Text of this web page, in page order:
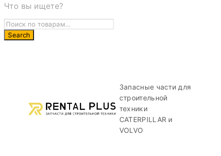
Что вы ищете?
Запасные части для
строительной
техники
CATERPILLAR и
VOLVO